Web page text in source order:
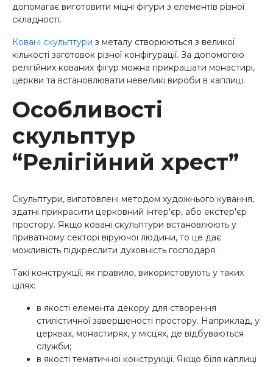
допомагає виготовити міцні фігури з елементів різної
складності.
Ковані скульптури з металу створюються з великої
кількості заготовок різної конфігурації. За допомогою
релігійних кованих фігур можна прикрашати монастирі,
церкви та встановлювати невеликі вироби в каплиці.
Особливості
скульптур
“Релігійний хрест”
Скульптури, виготовлені методом художнього кування,
здатні прикрасити церковний інтер'єр, або екстер'єр
простору. Якщо ковані скульптури встановлюють у
приватному секторі віруючої людини, то це дає
можливість підкреслити духовність господаря.
Такі конструкції, як правило, використовують у таких
цілях:
в якості елемента декору для створення
стилістичної завершеності простору. Наприклад, у
церквах, монастирях, у місцях, де відбуваються
служби;
в якості тематичної конструкції. Якщо біля каплиці